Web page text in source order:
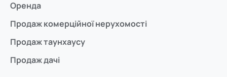
Оренда
Продаж комерційної нерухомості
Продаж таунхаусу
Продаж дачі